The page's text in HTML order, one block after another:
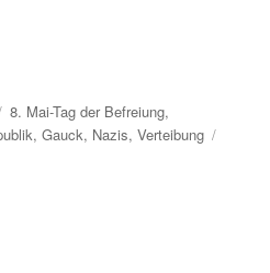
Schlagwörter
8. Mai-Tag der Befreiung,
,Gauck, Nazis,Verteibung